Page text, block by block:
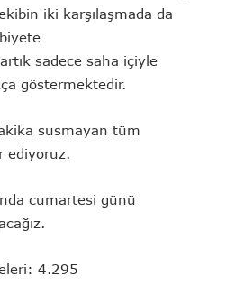
iki karşılaşmada da
sadece saha içiyle
göstermektedir.
susmayan tüm
ediyoruz.
cumartesi günü
4.295